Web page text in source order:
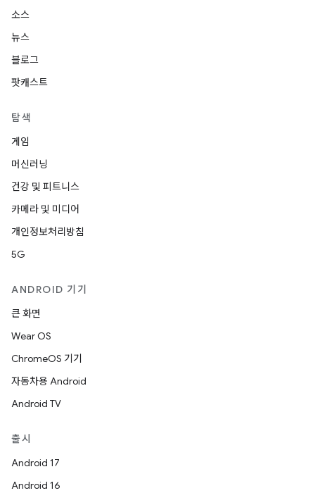
소스
뉴스
블로그
팟캐스트
탐색
게임
머신러닝
건강 및 피트니스
카메라 및 미디어
개인정보처리방침
5G
ANDROID 기기
큰 화면
Wear OS
ChromeOS 기기
자동차용 Android
Android TV
출시
Android 17
Android 16